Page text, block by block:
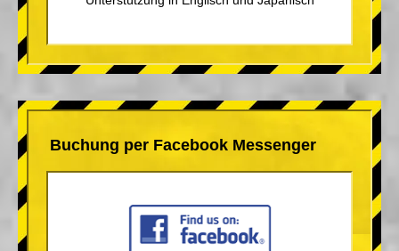
Buchung per Facebook Messenger